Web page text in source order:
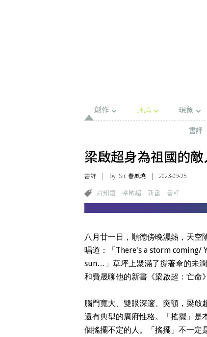
創作 評論 現象
書評
梁啟超身為祖國的
書評 | by Sir. 春風燒 | 2023-09-25
許知遠 梁啟超 新書 書評
八月廿一日，順德傍晚濕熱，天
唱道：「There's a storm coming/
sun…」草坪上聚滿了撐著傘的未
和費晟聊他的新書《梁啟超：亡命
腦門寬大、雙眼深邃、突顎，梁啟
還有典型的廣府性格。「搖擺」是
個搖擺不定的人。
「搖擺」不一